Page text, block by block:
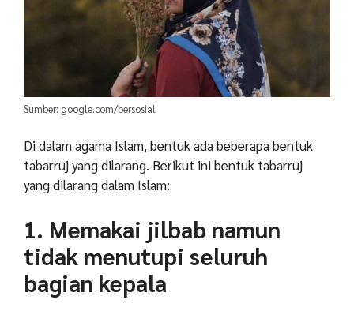
Sumber: google.com/bersosial
Di dalam agama Islam, bentuk ada beberapa bentuk
tabarruj yang dilarang. Berikut ini bentuk tabarruj
yang dilarang dalam Islam:
1. Memakai jilbab namun
tidak menutupi seluruh
bagian kepala